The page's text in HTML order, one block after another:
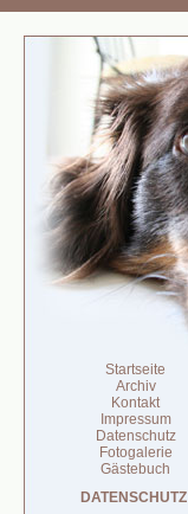
Startseite
Archiv
Kontakt
Impressum
Datenschutz
Fotogalerie
Gästebuch
DATENSCHUTZ